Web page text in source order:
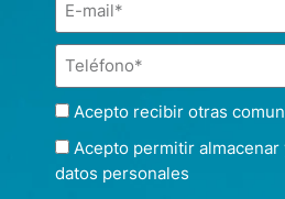
Acepto recibir otras
Acepto permitir almacenar
datos personales